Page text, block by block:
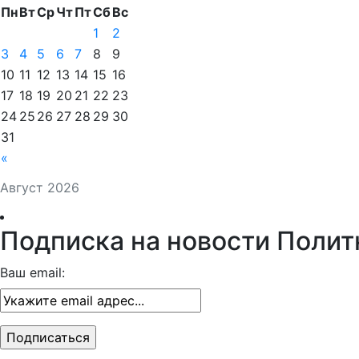
Август 2026
ПнВтСрЧтПтСбВс
«
1
2
3
4 5 6 7 8
9
10 11 12 13 14 15 16
17 18 19 20 21 22 23
24 25 26 27 28 29 30
31
Подписка на новости
Ваш email: